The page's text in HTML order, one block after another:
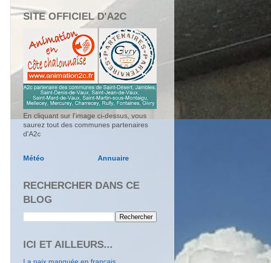
SITE OFFICIEL D'A2C
En cliquant sur l'image ci-dessus, vous
saurez tout des communes partenaires
d'A2c
Météo Annuaire
RECHERCHER DANS CE
BLOG
ICI ET AILLEURS...